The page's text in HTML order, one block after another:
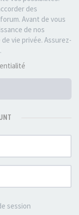
des
Avant de vous
de nos
vie privée. Assurez-
session